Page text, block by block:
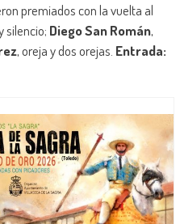
premiados con la vuelta al
silencio; Diego San Román,
, oreja y dos orejas. Entrada: